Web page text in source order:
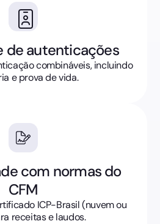
de autenticações
combináveis, incluindo
e prova de vida.
com normas do
CFM
ICP-Brasil (nuvem ou
receitas e laudos.